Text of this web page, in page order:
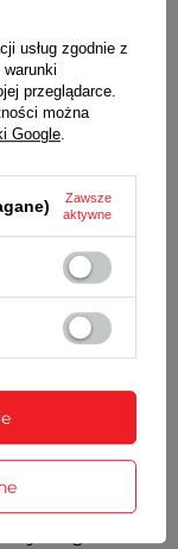
na
w kolorze
ciemne
usług zgodnie z
przeglądarce.
można
Google.
Zawsze
aktywne